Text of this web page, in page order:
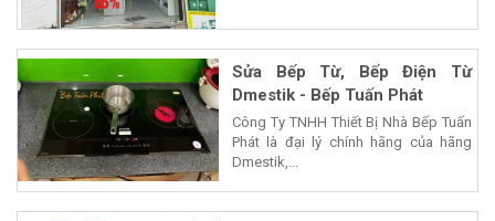
Sửa Bếp Từ, Bếp Điện Từ
Dmestik - Bếp Tuấn Phát
Công Ty TNHH Thiết Bị Nhà Bếp Tuấn
Phát là đại lý chính hãng của hãng
Dmestik,...